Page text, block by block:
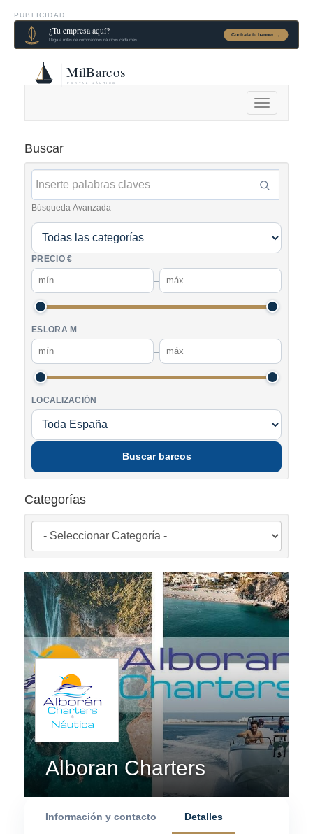
PUBLICIDAD
Alternar
navegación
Buscar
Búsqueda Avanzada
PRECIO €
–
ESLORA M
–
LOCALIZACIÓN
Buscar barcos
Categorías
Alboran Charters
Información y contacto Detalles